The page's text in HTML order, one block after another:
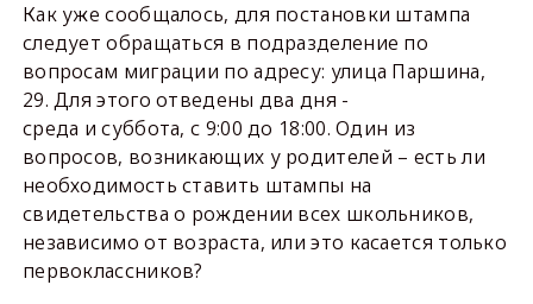
Как уже сообщалось, для постановки штампа
следует обращаться в подразделение по
вопросам миграции по адресу: улица Паршина,
29. Для этого отведены два дня -
среда и суббота, с 9:00 до 18:00. Один из
вопросов, возникающих у родителей – есть ли
необходимость ставить штампы на
свидетельства о рождении всех школьников,
независимо от возраста, или это касается только
первоклассников?